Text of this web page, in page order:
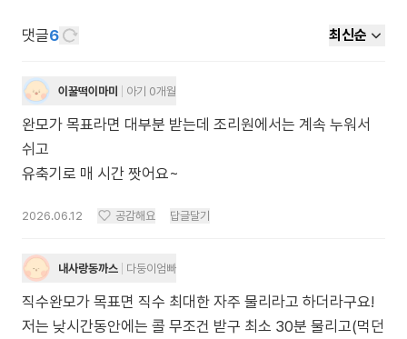
댓글6 최신순
이꿀떡이마미 아기 0개월
완모가 목표라면 대부분 받는데 조리원에서는 계속 누워서
쉬고
유축기로 매 시간 짯어요~
2026.06.12 공감해요 답글달기
내사랑동까스 다둥이엄빠
직수완모가 목표면 직수 최대한 자주 물리라고 하더라구요!
저는 낮시간동안에는 콜 무조건 받구 최소 30분 물리고(먹던